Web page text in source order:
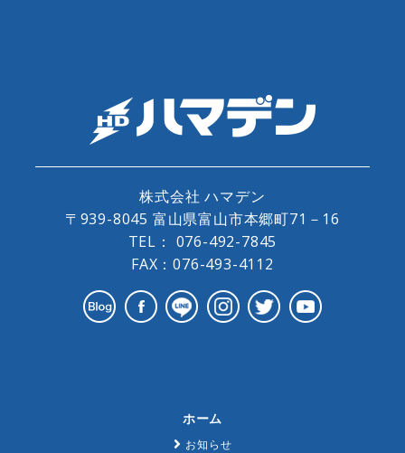
株式会社 ハマデン
〒939-8045 富山県富山市本郷町71－16
TEL： 076-492-7845
FAX：076-493-4112
ホーム
お知らせ